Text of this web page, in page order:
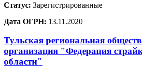
Статус: Зарегистрированные
Дата ОГРН: 13.11.2020
Тульская региональная
организация "Федерация
области"